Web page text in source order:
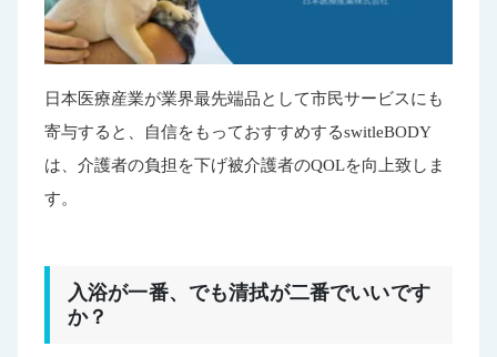
日本医療産業が業界最先端品として市民サービスにも
寄与すると、自信をもっておすすめするswitleBODY
は、介護者の負担を下げ被介護者のQOLを向上致しま
す。
入浴が一番、でも清拭が二番でいいです
か？